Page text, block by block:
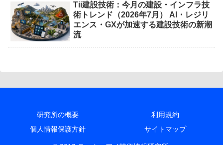
Tii建設技術：今月の建設・インフラ技
術トレンド（2026年7月） AI・レジリ
エンス・GXが加速する建設技術の新潮
流
研究所の概要
利用規約
個人情報保護方針
サイトマップ